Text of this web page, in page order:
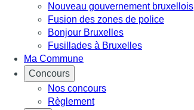
Nouveau gouvernement bruxellois
Fusion des zones de police
Bonjour Bruxelles
Fusillades à Bruxelles
Ma Commune
Concours
Nos concours
Règlement